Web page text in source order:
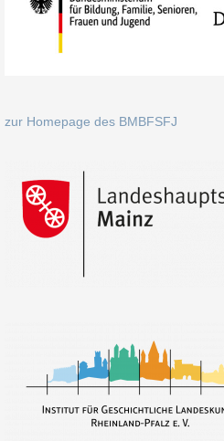
zur Homepage des BMBFSFJ